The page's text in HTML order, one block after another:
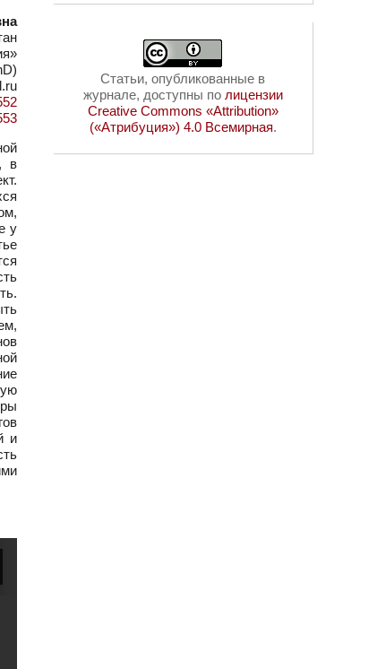
в
у
и
Статьи, опубликованные в
журнале, доступны по лицензии
Creative Commons «Attribution»
(«Атрибуция») 4.0 Всемирная.